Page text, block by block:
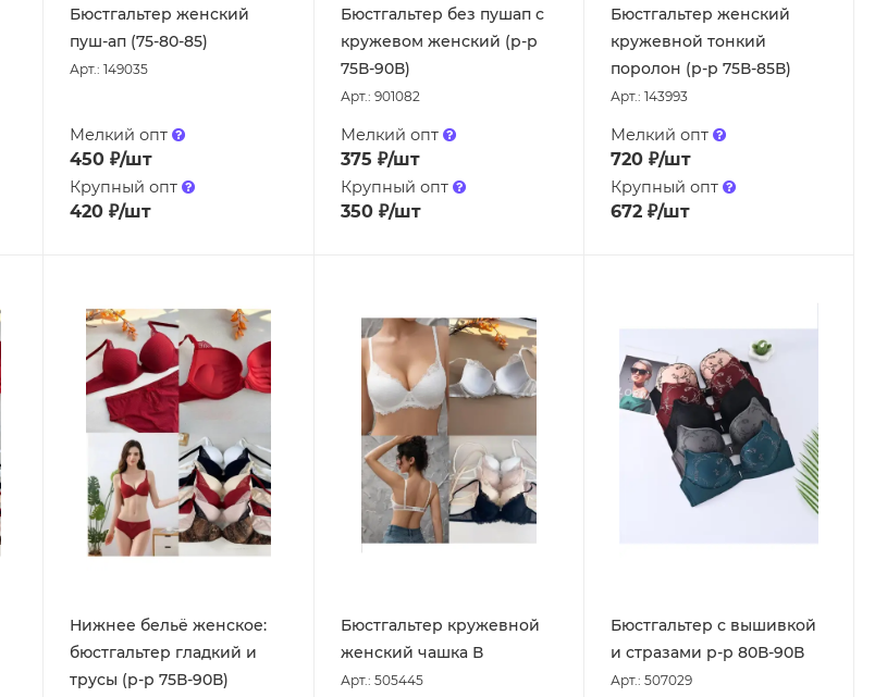
Бюстгальтер женский
пуш-ап (75-80-85)
Арт.: 149035
Мелкий опт
450 ₽/шт
Крупный опт
420 ₽/шт
Бюстгальтер без пушап с
кружевом женский (р-р
75В-90В)
Арт.: 901082
Мелкий опт
375 ₽/шт
Крупный опт
350₽/шт
Бюстгальтер женский
кружевной тонкий
поролон (р-р 75В-85В)
Арт.: 143993
Мелкий опт
720₽/шт
Крупный опт
672₽/шт
Нижнее бельё женское:
бюстгальтер гладкий и
трусы (р-р 75В-90В)
Бюстгальтер кружевной
женский чашка В
Арт.: 505445
Бюстгальтер с вышивкой
и стразами р-р 80В-90В
Арт.: 507029